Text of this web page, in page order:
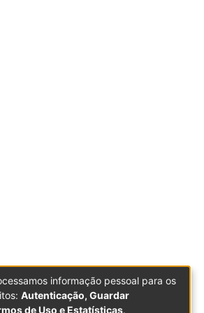
informação pessoal para os
Autenticação, Guardar
de Uso e Estatísticas.